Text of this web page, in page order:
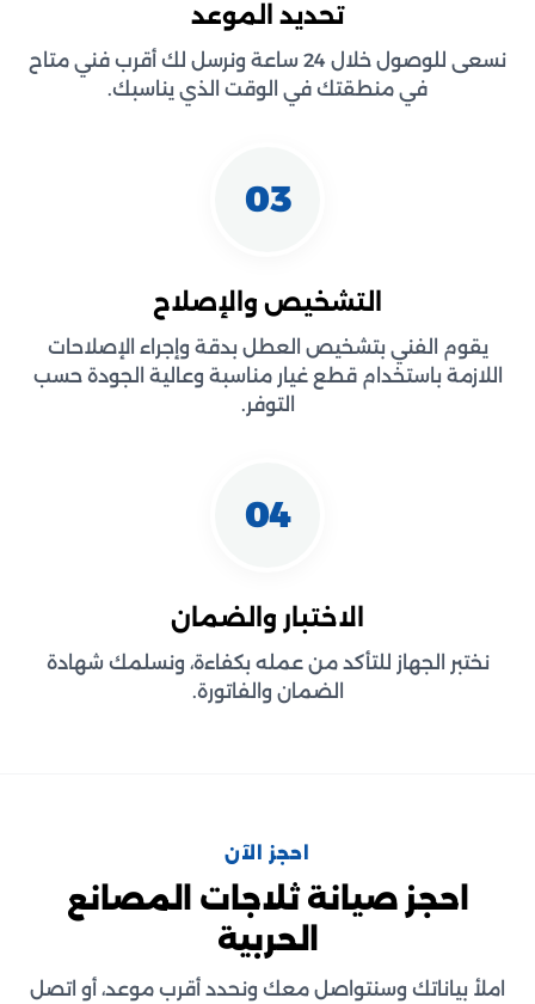
تحديد الموعد
نسعى للوصول خلال 24 ساعة ونرسل لك أقرب فني متاح
في منطقتك في الوقت الذي يناسبك.
03
التشخيص والإصلاح
يقوم الفني بتشخيص العطل بدقة وإجراء الإصلاحات
اللازمة باستخدام قطع غيار مناسبة وعالية الجودة حسب
التوفر.
04
الاختبار والضمان
نختبر الجهاز للتأكد من عمله بكفاءة، ونسلمك شهادة
الضمان والفاتورة.
احجز الآن
احجز صيانة ثلاجات المصانع
الحربية
املأ بياناتك وسنتواصل معك ونحدد أقرب موعد، أو اتصل